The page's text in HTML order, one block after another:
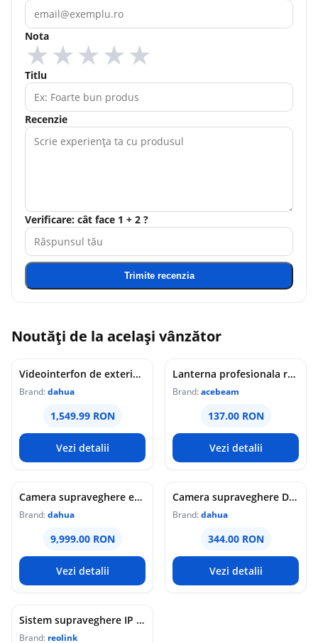
Nota
★
★
★
★
★
Titlu
Recenzie
Verificare: cât face 1 + 2 ?
Trimite recenzia
Noutăți de la același vânzător
Videointerfon de exterior IP WiFi Dahua VTO6631QB-WP, 2MP, ecran 5 inch, acces prin PIN/recunoastere faciala/card/Bluetooth, slot card, microfon/difuzor, PoE
Brand:dahua
1,549.99 RON
Vezi detalii
Lanterna profesionala reincarcabila Acebeam Pokelit AA, 1000 lumeni, 105 m, gri
Brand:acebeam
137.00 RON
Vezi detalii
Camera supraveghere exterior analogica Dome cu iluminare duala Dahua HAC-HDW1549X-IL-A-PRO-0360B-DIP, 5 MP, 2.8 mm, IR/lumina calda 50 m, microfon dublu
Brand:dahua
9,999.00 RON
Vezi detalii
Camera supraveghere Dome analogica Dahua WizColor HAC-HDW1549X-A-PRO-0360B-DIP, 5 MP, 3.6 mm, lumina calda 50 m, microfon dublu
Brand:dahua
344.00 RON
Vezi detalii
Sistem supraveghere IP Dome Reolink Color Night Vision NVS16-12MD8, 8 camere, 12 MP, IR / lumina alba 30 m, 4 mm, microfon si difuzor, detectie om/vehicul/animal, PoE, HDD 4 TB inclus
Brand: reolink